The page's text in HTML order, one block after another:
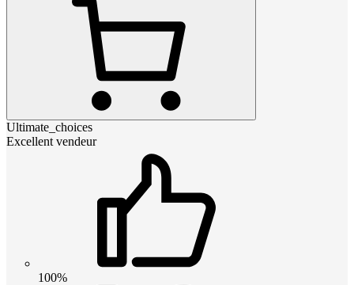
Ultimate_choices
Excellent vendeur
100%